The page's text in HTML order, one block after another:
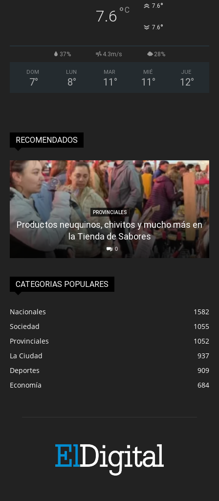
7.6 °C 7.6°
7.6°
37% 4.3m/s 28%
DOM
7°
LUN
8°
MAR
11 °
MIÉ
11 °
JUE
12°
RECOMENDADOS
PROVINCIALES
Productos neuquinos, chivitos y mucho más en
la Tienda de Sabores
0
CATEGORIAS POPULARES
Nacionales
1582
Sociedad
1055
Provinciales
1052
La Ciudad
937
Deportes
909
Economía
684